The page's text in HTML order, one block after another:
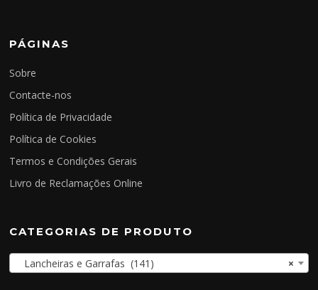
PÁGINAS
Sobre
Contacte-nos
Política de Privacidade
Política de Cookies
Termos e Condições Gerais
Livro de Reclamações Online
CATEGORIAS DE PRODUTO
×
Lancheiras e Garrafas (141)